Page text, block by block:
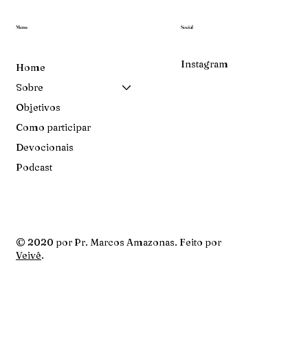
Menu
Home
Sobre
Objetivos
Como participar
Devocionais
Podcast
Social
Instagram
© 2020 por Pr. Marcos Amazonas. Feito por
Veivê.